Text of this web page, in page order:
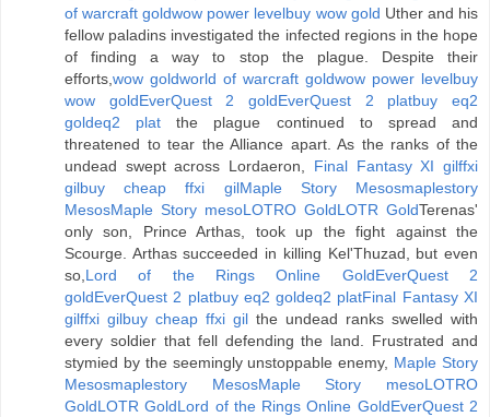
of warcraft goldwow power levelbuy wow gold Uther and his
fellow paladins investigated the infected regions in the hope
of finding a way to stop the plague. Despite their
efforts,wow goldworld of warcraft goldwow power levelbuy
wow goldEverQuest 2 goldEverQuest 2 platbuy eq2
goldeq2 plat the plague continued to spread and
threatened to tear the Alliance apart. As the ranks of the
undead swept across Lordaeron, Final Fantasy XI gilffxi
gilbuy cheap ffxi gilMaple Story Mesosmaplestory
MesosMaple Story mesoLOTRO GoldLOTR GoldTerenas'
only son, Prince Arthas, took up the fight against the
Scourge. Arthas succeeded in killing Kel'Thuzad, but even
so,Lord of the Rings Online GoldEverQuest 2
goldEverQuest 2 platbuy eq2 goldeq2 platFinal Fantasy XI
gilffxi gilbuy cheap ffxi gil the undead ranks swelled with
every soldier that fell defending the land. Frustrated and
stymied by the seemingly unstoppable enemy, Maple Story
Mesosmaplestory MesosMaple Story mesoLOTRO
GoldLOTR GoldLord of the Rings Online GoldEverQuest 2